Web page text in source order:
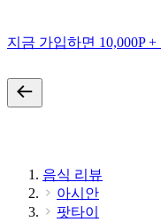
지금 가입하면 10,000P
음식 리뷰
아시안
팟타이